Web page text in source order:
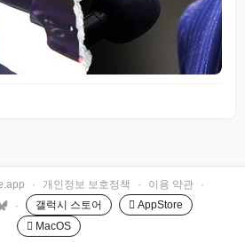
· 개인정보 보호정책 · 이용 약관
·
· 갤럭시 스토어
 AppStore
 MacOS